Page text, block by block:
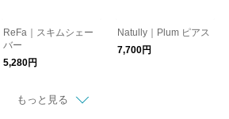
ReFa｜スキムシェー
バー
5,280円
Natully｜Plum ピアス
7,700円
もっと見る